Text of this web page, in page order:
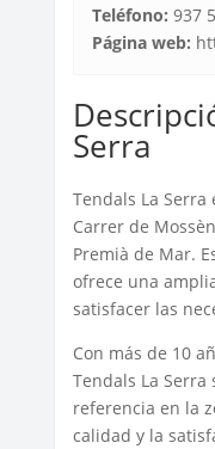
Teléfono: 937
Página web:
Serra
Tendals La
Carrer de
Premià de Mar.
ofrece una
satisfacer las
Con más de 10
Tendals La
referencia en la
calidad y la